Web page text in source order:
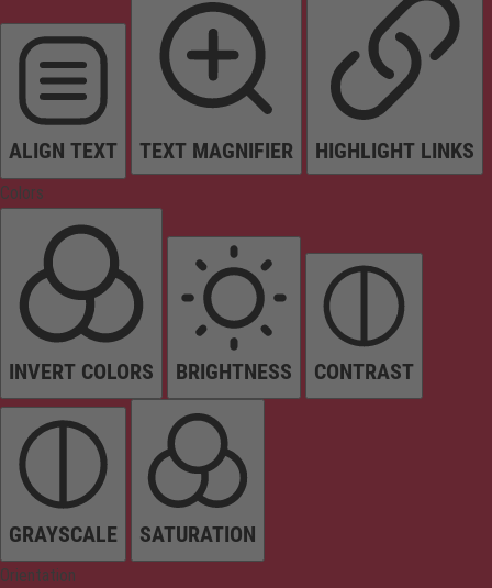
ALIGN TEXT TEXT MAGNIFIER HIGHLIGHT LINKS
Colors
INVERT COLORS BRIGHTNESS CONTRAST
GRAYSCALE SATURATION
Orientation